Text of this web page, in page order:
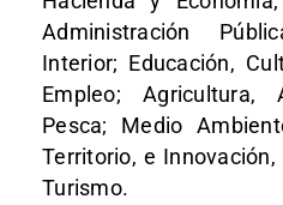
Administración
Interior; Educación,
Empleo; Agricultura,
Pesca; Medio
Territorio, e
Turismo.